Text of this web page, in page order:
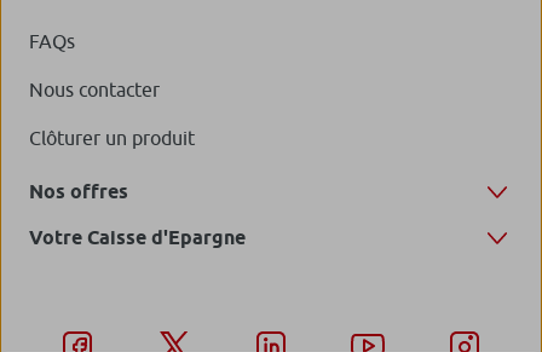
FAQs
Nous contacter
Clôturer un produit
Nos offres
Votre Caisse d'Epargne